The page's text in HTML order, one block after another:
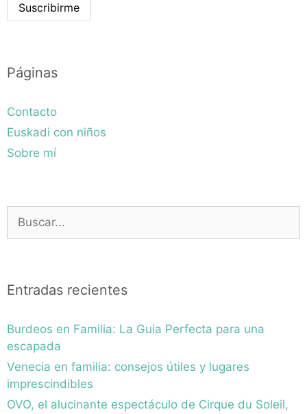
Páginas
Contacto
Euskadi con niños
Sobre mí
Buscar:
Entradas recientes
Burdeos en Familia: La Guia Perfecta para una
escapada
Venecia en familia: consejos útiles y lugares
imprescindibles
OVO, el alucinante espectáculo de Cirque du Soleil,